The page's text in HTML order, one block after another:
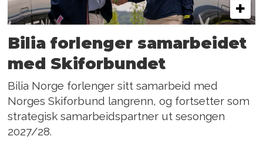
Bilia forlenger samarbeidet
med Skiforbundet
Bilia Norge forlenger sitt samarbeid med
Norges Skiforbund langrenn, og fortsetter som
strategisk samarbeidspartner ut sesongen
2027/28.